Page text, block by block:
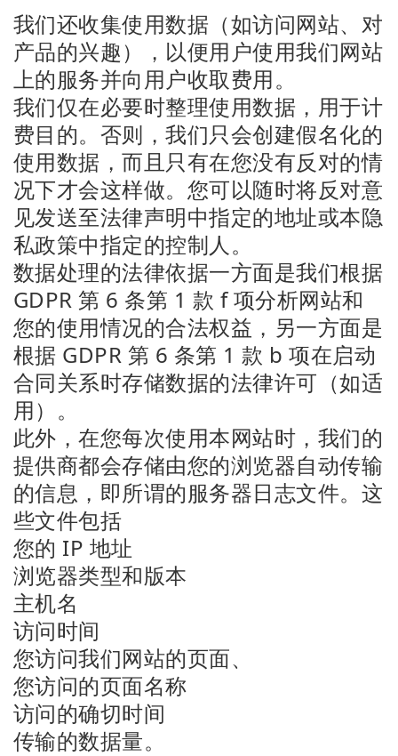
我们还收集使用数据（如访问网站、对
产品的兴趣），以便用户使用我们网站
上的服务并向用户收取费用。
我们仅在必要时整理使用数据，用于计
费目的。否则，我们只会创建假名化的
使用数据，而且只有在您没有反对的情
况下才会这样做。您可以随时将反对意
见发送至法律声明中指定的地址或本隐
私政策中指定的控制人。
数据处理的法律依据一方面是我们根据
GDPR 第 6 条第 1 款 f 项分析网站和
您的使用情况的合法权益，另一方面是
根据 GDPR 第 6 条第 1 款 b 项在启动
合同关系时存储数据的法律许可（如适
用）。
此外，在您每次使用本网站时，我们的
提供商都会存储由您的浏览器自动传输
的信息，即所谓的服务器日志文件。这
些文件包括
您的 IP 地址
浏览器类型和版本
主机名
访问时间
您访问我们网站的页面、
您访问的页面名称
访问的确切时间
传输的数据量。